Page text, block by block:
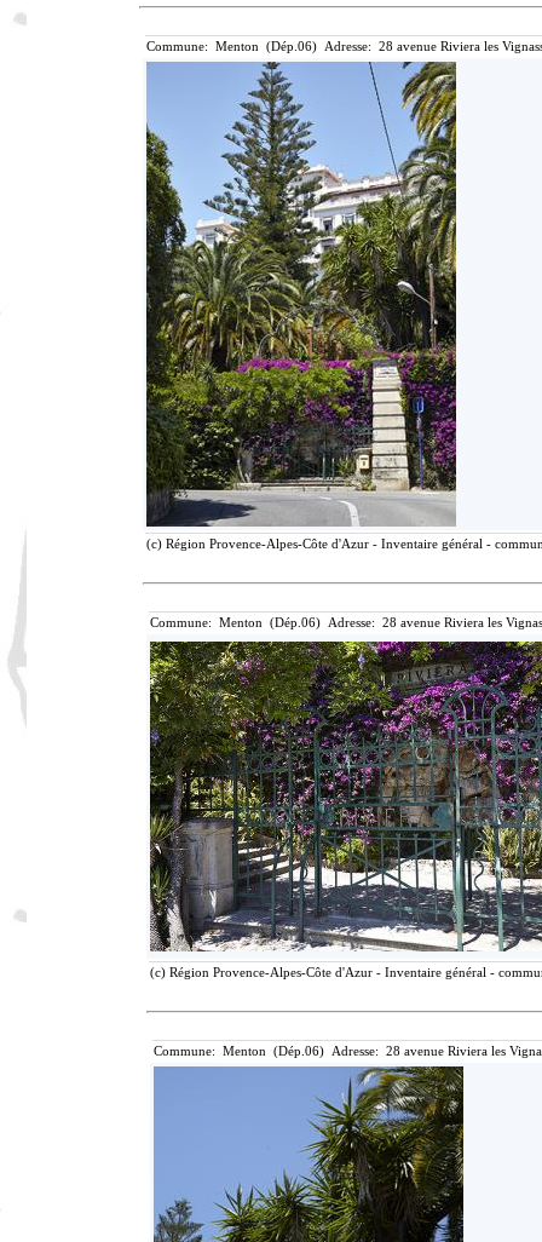
Commune: Menton (Dép.06) Adresse: 28 avenue Riviera les
(c) Région Provence-Alpes-Côte d'Azur - Inventaire général -
Commune: Menton (Dép.06) Adresse: 28 avenue Riviera les
(c) Région Provence-Alpes-Côte d'Azur - Inventaire général -
Commune: Menton (Dép.06) Adresse: 28 avenue Riviera les